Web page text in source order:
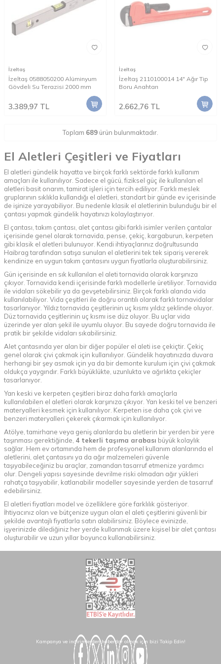
İzeltaş
İzeltaş 0588050200 Alüminyum
Gövdeli Su Terazisi 2000 mm
3.389,97 TL
İzeltaş
İzeltaş 2110100014 14" Ağır Tip
Boru Anahtarı
2.662,76 TL
Toplam 689 ürün bulunmaktadır.
El Aletleri Çeşitleri ve Fiyatları
El aletleri gündelik hayatta ve birçok farklı sektörde farklı kullanım
amaçları ile kullanılıyor. Sadece el gücü, fiziksel güç ile kullanılan el
aletleri basit onarım, tamirat işleri için tercih ediliyor. Farklı meslek
gruplarının sıklıkla kullandığı el aletleri, standart bir günde ev içerisinde
de işinize yarayabiliyor. Bu nedenle klasik el aletlerinin bulunduğu bir el
çantası yapmak gündelik hayatınızı kolaylaştırıyor.
El çantası, takım çantası, alet çantası gibi farklı isimler verilen çantalar
içerisinde genel olarak tornavida, pense, çekiç, kargaburun, kerpeten
gibi klasik el aletleri bulunuyor. Kendi ihtiyaçlarınız doğrultusunda
Haibrag tarafından satışa sunulan el aletlerini tek tek sipariş vererek
kendinize en uygun takım çantasını uygun fiyatlarla oluşturabilirsiniz.
Gün içerisinde en sık kullanılan el aleti tornavida olarak karşınıza
çıkıyor. Tornavida kendi içerisinde farklı modellerle üretiliyor. Tornavida
ile vidaları sökebilir ya da gevşetebilirsiniz. Birçok farklı alanda vida
kullanılabiliyor. Vida çeşitleri ile doğru orantılı olarak farklı tornavidalar
tasarlanıyor. Yıldız tornavida çeşitlerinin uç kısmı yıldız şeklinde oluyor.
Düz tornavida çeşitlerinin uç kısmı ise düz oluyor. Bu uçlar vida
üzerinde yer alan şekil ile uyumlu oluyor. Bu sayede doğru tornavida ile
pratik bir şekilde vidaları sıkabilirsiniz.
Alet çantasında yer alan bir diğer popüler el aleti ise çekiçtir. Çekiç
genel olarak çivi çakmak için kullanılıyor. Gündelik hayatınızda duvara
herhangi bir şey asmak için ya da bir demonte kurulum için çivi çakmak
oldukça yaygındır. Farklı büyüklükte, uzunlukta ve ağırlıkta çekiçler
tasarlanıyor.
Yan keski ve kerpeten çeşitleri biraz daha farklı amaçlarla
kullanılabilen el aletleri olarak karşınıza çıkıyor. Yan keski tel ve benzeri
materyalleri kesmek için kullanılıyor. Kerpeten ise daha çok çivi ve
benzeri materyalleri çekerek çıkarmak için kullanılıyor.
Atölye, tamirhane veya geniş alanlarda bu aletlerin bir yerden bir yere
taşınması gerektiğinde, 4 tekerli taşıma arabası büyük kolaylık
sağlar. Hem ev ortamında hem de profesyonel kullanım alanlarında el
aletlerini, alet çantasını ya da ağır malzemeleri güvenle
taşıyabileceğiniz bu araçlar, zamandan tasarruf etmenize yardımcı
olur. Dengeli yapısı sayesinde devrilme riski olmadan ağır yükleri
rahatça taşıyabilir, katlanabilir modeller sayesinde yerden de tasarruf
edebilirsiniz.
El aletleri fiyatları model ve özelliklere göre farklılık gösteriyor.
İhtiyacınız olan ve bütçenize uygun olan el aleti çeşitlerini güvenli bir
şekilde avantajlı fiyatlarla satın alabilirsiniz. Böylece evinizde,
işyerinizde dilediğiniz her yerde kullanmak üzere kişisel bir alet çantası
oluşturabilir ve uzun yıllar boyunca kullanabilirsiniz.
Kampanya ve indirimlerden haberdar olmak için bizi Takip Edin!